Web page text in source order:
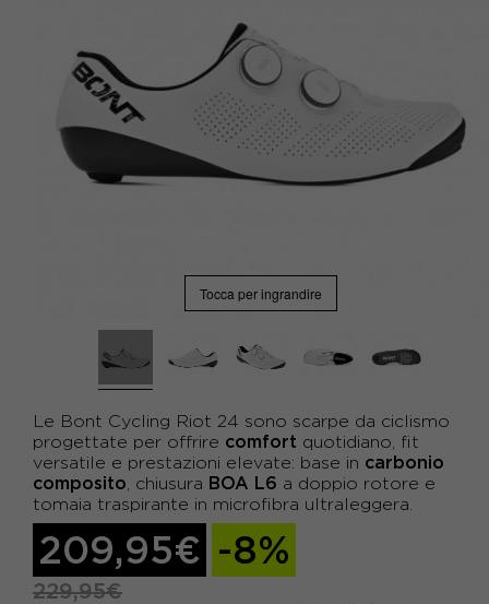
Tocca per ingrandire
Le Bont Cycling Riot 24 sono scarpe da ciclismo
progettate per offrire comfort quotidiano, fit
versatile e prestazioni elevate: base in carbonio
composito , chiusura BOA L6 a doppio rotore e
tomaia traspirante in microfibra ultraleggera.
209,95€ -8%
229,95€